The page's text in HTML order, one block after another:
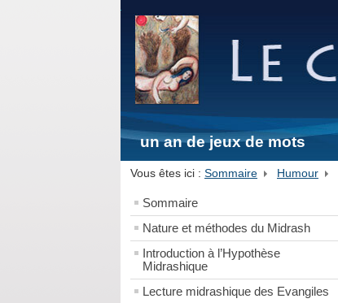
un an de jeux de mots
Vous êtes ici : Sommaire Humour
Sommaire
Nature et méthodes du Midrash
Introduction à l’Hypothèse
Midrashique
Lecture midrashique des Evangiles